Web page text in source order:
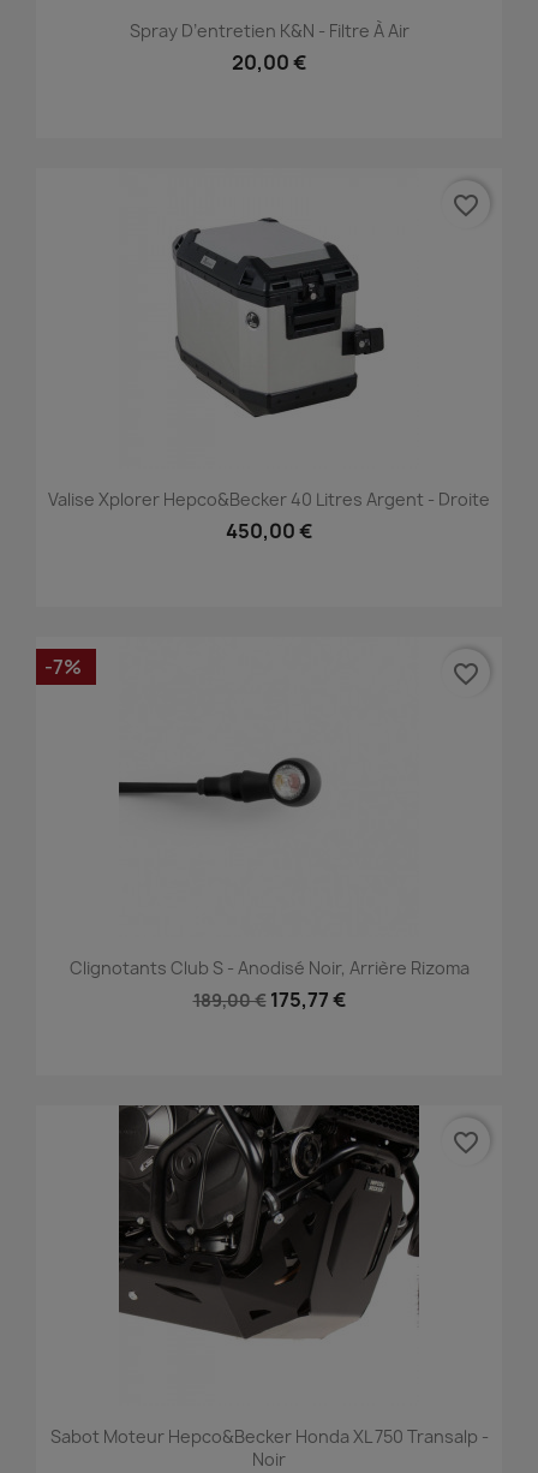
Spray D’entretien K&N - Filtre À Air
20,00 €
Valise Xplorer Hepco&Becker 40 Litres Argent - Droite
450,00 €
favorite_border
Clignotants Club S - Anodisé Noir, Arrière Rizoma
189,00 € 175,77 €
-7% favorite_border
Sabot Moteur Hepco&Becker Honda XL 750 Transalp -
Noir
favorite_border